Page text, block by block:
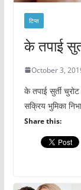
टिप्स
के तपाई
October 3,
के तपाई सुर्ती
सक्रिय भुमिका
Share this: